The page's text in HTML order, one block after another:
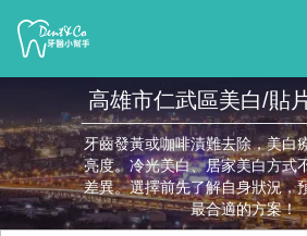
高雄市仁武區美白/貼
牙齒發黃或咖啡漬難去除，美白
亮度。冷光美白、居家美白方式
差異。選擇前先了解自身狀況，
最合適的方案！